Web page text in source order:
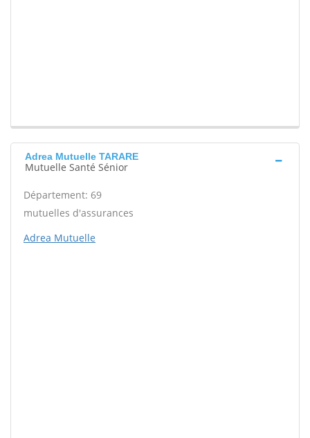
Adrea Mutuelle TARARE
Mutuelle Santé Sénior
Département: 69
mutuelles d'assurances
Adrea Mutuelle